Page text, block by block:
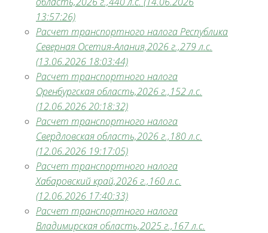
13:57:26)
Расчет транспортного налога Республика
Северная Осетия-Алания,2026 г.,279 л.с.
(13.06.2026 18:03:44)
Расчет транспортного налога
Оренбургская область,2026 г.,152 л.с.
(12.06.2026 20:18:32)
Расчет транспортного налога
Свердловская область,2026 г.,180 л.с.
(12.06.2026 19:17:05)
Расчет транспортного налога
Хабаровский край,2026 г.,160 л.с.
(12.06.2026 17:40:33)
Расчет транспортного налога
Владимирская область,2025 г.,167 л.с.